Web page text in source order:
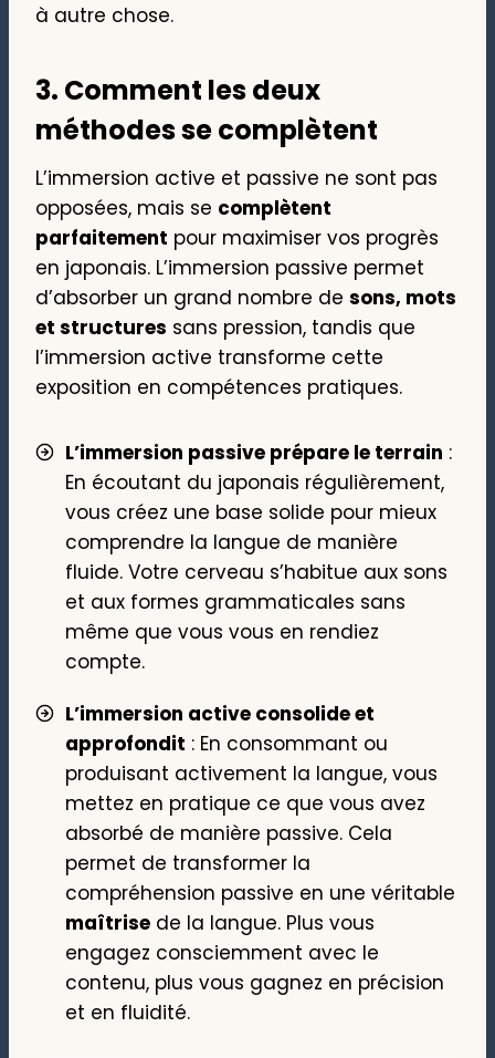
à autre chose.
3. Comment les deux
méthodes se complètent
L’immersion active et passive ne sont pas
opposées, mais se complètent
parfaitement pour maximiser vos progrès
en japonais. L’immersion passive permet
d’absorber un grand nombre de sons, mots
et structures sans pression, tandis que
l’immersion active transforme cette
exposition en compétences pratiques.
L’immersion passive prépare le terrain :
En écoutant du japonais régulièrement,
vous créez une base solide pour mieux
comprendre la langue de manière
fluide. Votre cerveau s’habitue aux sons
et aux formes grammaticales sans
même que vous vous en rendiez
compte.
L’immersion active consolide et
approfondit : En consommant ou
produisant activement la langue, vous
mettez en pratique ce que vous avez
absorbé de manière passive. Cela
permet de transformer la
compréhension passive en une véritable
maîtrise de la langue. Plus vous
engagez consciemment avec le
contenu, plus vous gagnez en précision
et en fluidité.